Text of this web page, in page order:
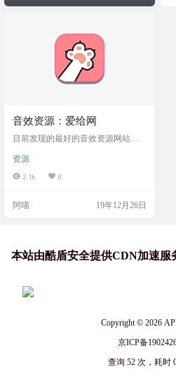
音效资源：爱给网
目前发现的最好的音效资源网站，
资源
2.1k 0
阿喵 19年12月26日
本站由酷盾安全提供CDN加速服
Copyright © 2026
京ICP备
查询 52 次，耗时